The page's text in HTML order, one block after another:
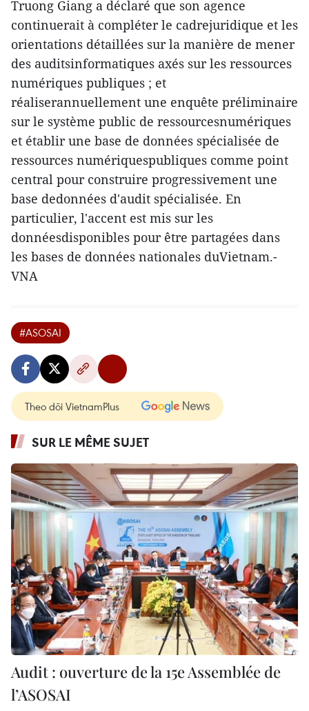
Truong Giang a déclaré que son agence
continuerait à compléter le cadrejuridique et les
orientations détaillées sur la manière de mener
des auditsinformatiques axés sur les ressources
numériques publiques ; et
réaliserannuellement une enquête préliminaire
sur le système public de ressourcesnumériques
et établir une base de données spécialisée de
ressources numériquespubliques comme point
central pour construire progressivement une
base dedonnées d'audit spécialisée. En
particulier, l'accent est mis sur les
donnéesdisponibles pour être partagées dans
les bases de données nationales duVietnam.-
VNA
#ASOSAI
Theo dõi VietnamPlus
SUR LE MÊME SUJET
Audit : ouverture de la 15e Assemblée de
l’ASOSAI